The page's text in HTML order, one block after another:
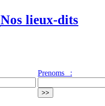
Nos lieux-dits
Prenoms :